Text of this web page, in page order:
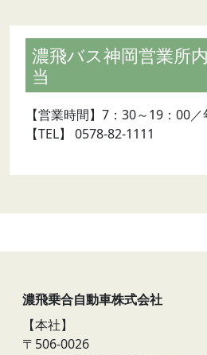
濃飛バス神岡営業所
当
【営業時間】7：30～19：00
【TEL】 0578-82-1111
濃飛乗合自動車株式会社
【本社】
〒506-0026